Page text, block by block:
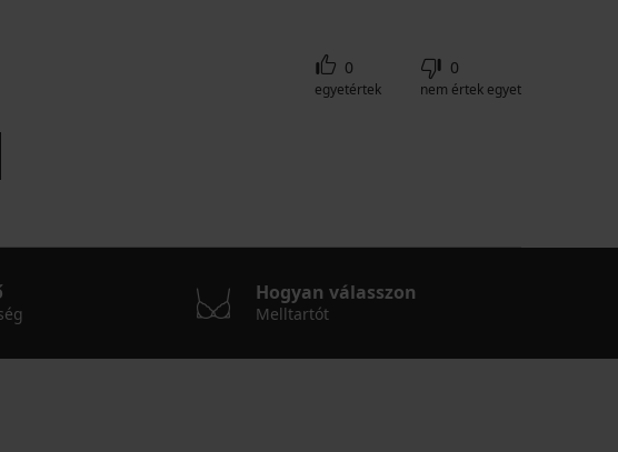
0
egyetértek
0
nem értek egyet
Hogyan válasszon
Melltartót